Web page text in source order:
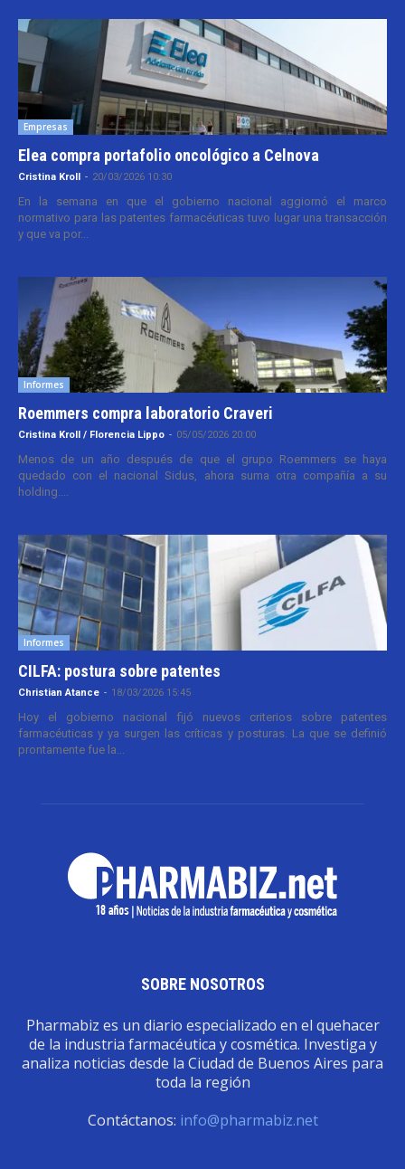
Empresas
Elea compra portafolio oncológico a Celnova
Cristina Kroll - 20/03/2026 10:30
En la semana en que el gobierno nacional aggiornó el marco
normativo para las patentes farmacéuticas tuvo lugar una transacción
y que va por...
Informes
Roemmers compra laboratorio Craveri
Cristina Kroll / Florencia Lippo - 05/05/2026 20:00
Menos de un año después de que el grupo Roemmers se haya
quedado con el nacional Sidus, ahora suma otra compañía a su
holding....
Informes
CILFA: postura sobre patentes
Christian Atance - 18/03/2026 15:45
Hoy el gobierno nacional fijó nuevos criterios sobre patentes
farmacéuticas y ya surgen las críticas y posturas. La que se definió
prontamente fue la...
SOBRE NOSOTROS
Pharmabiz es un diario especializado en el quehacer
de la industria farmacéutica y cosmética. Investiga y
analiza noticias desde la Ciudad de Buenos Aires para
toda la región
Contáctanos: info@pharmabiz.net